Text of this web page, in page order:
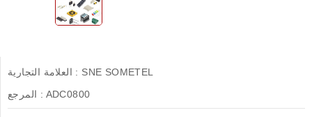
العلامة التجارية : SNE SOMETEL
المرجع : ADC0800